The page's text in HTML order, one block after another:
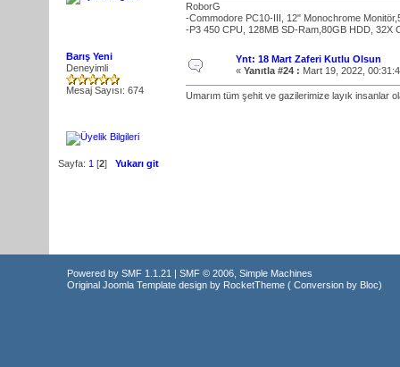
RoborG
-Commodore PC10-III, 12" Monochrome
-P3 450 CPU, 128MB SD-Ram,80GB HDD, 32X
Barış Yeni
Deneyimli
Mesaj Sayısı: 674
Ynt: 18 Mart Zaferi Kutlu Olsun
« Yanıtla #24 : Mart 19, 2022,
Umarım tüm şehit ve gazilerimize layık insanlar
Sayfa: 1 [2] Yukarı git
Powered by SMF 1.1.21 | SMF © 2006, Simple Machines
Original Joomla Template design by RocketTheme ( Conversion by Bloc)